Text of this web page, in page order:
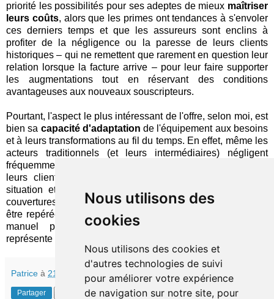
Nous utilisons des
cookies
Nous utilisons des cookies et
d'autres technologies de suivi
pour améliorer votre expérience
de navigation sur notre site, pour
priorité les possibilités pour ses adeptes de mieux maîtriser
leurs coûts, alors que les primes ont tendances à s'envoler
ces derniers temps et que les assureurs sont enclins à
profiter de la négligence ou la paresse de leurs clients
historiques – qui ne remettent que rarement en question leur
relation lorsque la facture arrive – pour leur faire supporter
les augmentations tout en réservant des conditions
avantageuses aux nouveaux souscripteurs.
Pourtant, l'aspect le plus intéressant de l'offre, selon moi, est
bien sa capacité d'adaptation de l'équipement aux besoins
et à leurs transformations au fil du temps. En effet, même les
acteurs traditionnels (et leurs intermédiaires) négligent
fréquemment de prendre contact de temps à autres avec
leurs clients en vue d'établir un état des lieux de leur
situation et d'identifier les corrections à apporter à leurs
couvertures. Idéalement, une partie de celles-ci pourraient
être repérées automatiquement, mais, à défaut, un contrôle
manuel périodique, déclenché via une application,
représente un progrès.
Patrice à 21:30
Partager